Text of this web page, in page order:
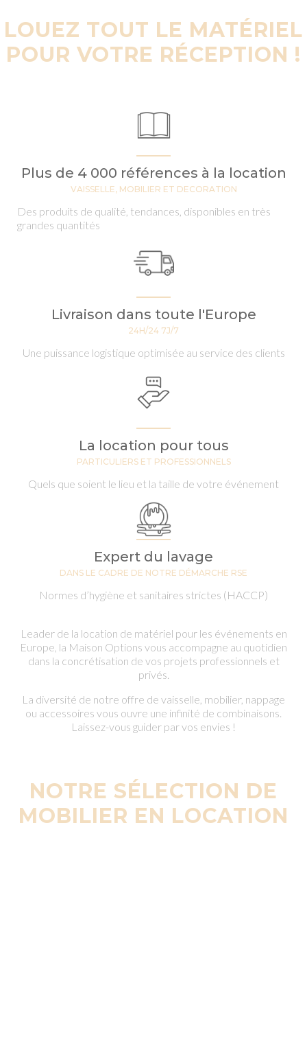
LOUEZ TOUT LE MATÉRIEL
POUR VOTRE RÉCEPTION !
Plus de 4 000 références à la location
VAISSELLE, MOBILIER ET DECORATION
Des produits de qualité, tendances, disponibles en très
grandes quantités
Livraison dans toute l'Europe
24H/24 7J/7
Une puissance logistique optimisée au service des clients
La location pour tous
PARTICULIERS ET PROFESSIONNELS
Quels que soient le lieu et la taille de votre événement
Expert du lavage
DANS LE CADRE DE NOTRE DÉMARCHE RSE
Normes d’hygiène et sanitaires strictes (HACCP)
Leader de la location de matériel pour les événements en
Europe, la Maison Options vous accompagne au quotidien
dans la concrétisation de vos projets professionnels et
privés.
La diversité de notre offre de vaisselle, mobilier, nappage
ou accessoires vous ouvre une infinité de combinaisons.
Laissez-vous guider par vos envies !
NOTRE SÉLECTION DE
MOBILIER EN LOCATION